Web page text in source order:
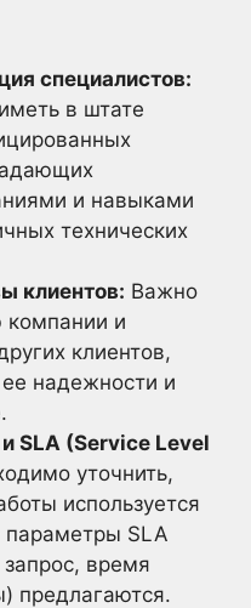
специалистов:
в штате
и навыками
технических
клиентов: Важно
компании и
клиентов,
надежности и
SLA (Service Level
уточнить,
используется
параметры SLA
время
предлагаются.